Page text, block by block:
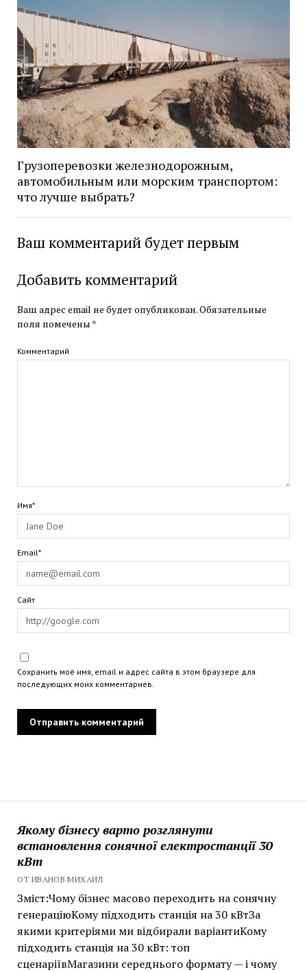
Якому бізнесу варто розглянути
встановлення сонячної електростанції 30
кВт
ОТ ИВАНОВ МИХАИЛ
Зміст:Чому бізнес масово переходить на сонячну
генераціюКому підходить станція на 30 кВтЗа
якими критеріями ми відбирали варіантиКому
підходить станція на 30 кВт: топ
сценаріївМагазини середнього формату — і чому
Грузоперевозки железнодорожным,
автомобильным или морским транспортом:
что лучше выбрать?
Ваш комментарий будет первым
Добавить комментарий
Ваш адрес email не будет опубликован.Обязательные
поля помечены *
Комментарий
Имя*
Email*
Сайт
Сохранить моё имя, email и адрес сайта в этом браузере для
последующих моих комментариев.